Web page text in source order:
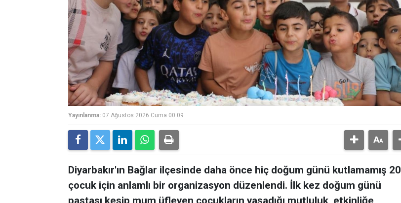
Yayınlanma: 07 Ağustos 2026 Cuma 00:09
Diyarbakır'ın Bağlar ilçesinde daha önce hiç doğum günü kutlamamış 20
çocuk için anlamlı bir organizasyon düzenlendi. İlk kez doğum günü
pastası kesip mum üfleyen çocukların yaşadığı mutluluk, etkinliğe